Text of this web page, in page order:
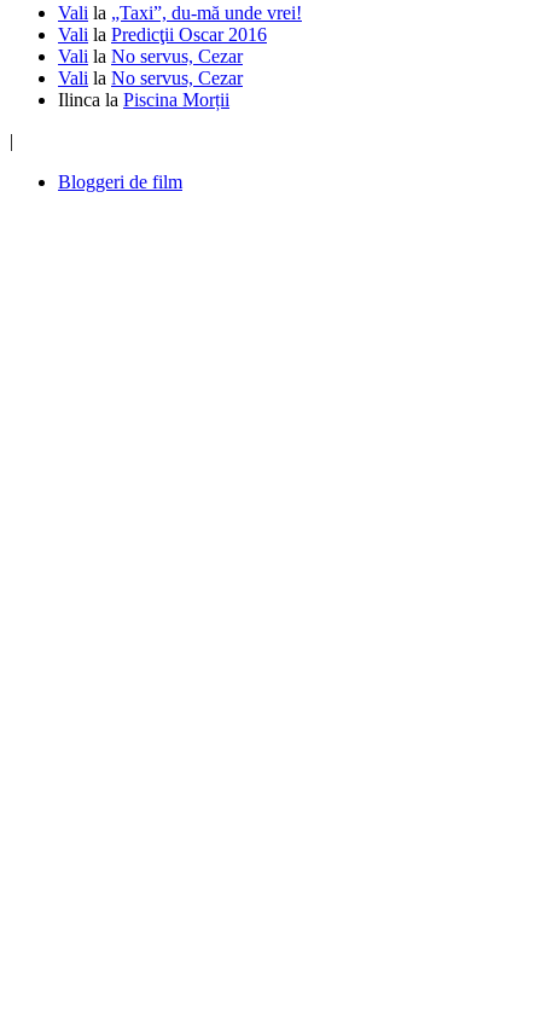
Vali la „Taxi”, du-mă unde vrei!
Vali la Predicţii Oscar 2016
Vali la No servus, Cezar
Vali la No servus, Cezar
Ilinca la Piscina Morții
|
Bloggeri de film